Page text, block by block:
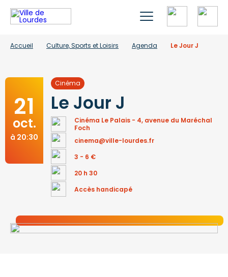
Accueil Culture, Sports et Loisirs Agenda Le Jour J
21
oct.
à 20:30
Cinéma
Le Jour J
Cinéma Le Palais - 4, avenue du Maréchal
Foch
cinema@ville-lourdes.fr
3 - 6 €
20 h 30
Accès handicapé